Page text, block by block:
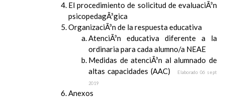
El procedimiento de solicitud de evaluaciÃ³n
psicopedagÃ³gica
OrganizaciÃ³n de la respuesta educativa
AtenciÃ³n educativa diferente a la
ordinaria para cada alumno/a NEAE
Medidas de atenciÃ³n al alumnado de
altas capacidades (AAC)
Elaborado 06 sept
2019
Anexos